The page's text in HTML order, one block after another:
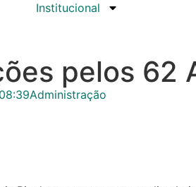
Institucional
pelos 62
Administração